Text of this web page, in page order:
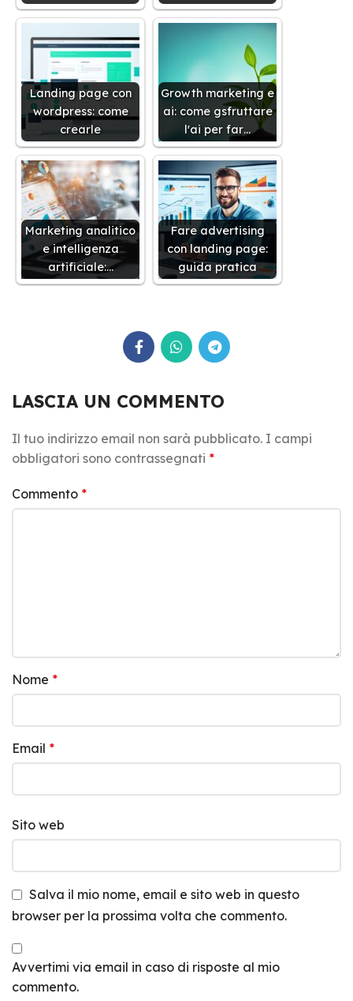
Landing page con
wordpress: come
crearle
Growth marketing e
ai: come gsfruttare
l'ai per far…
Marketing analitico
e intelligenza
artificiale:…
Fare advertising
con landing page:
guida pratica
LASCIA UN COMMENTO
Il tuo indirizzo email non sarà pubblicato. I campi
obbligatori sono contrassegnati *
Commento *
Nome *
Email *
Sito web
Salva il mio nome, email e sito web in questo
browser per la prossima volta che commento.
Avvertimi via email in caso di risposte al mio
commento.